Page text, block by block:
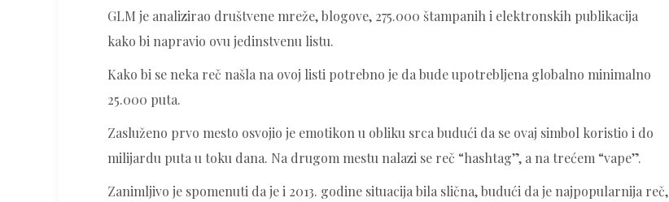
GLM je analizirao društvene mreže, blogove, 275.000 štampanih i elektronskih publikacija
kako bi napravio ovu jedinstvenu listu.
Kako bi se neka reč našla na ovoj listi potrebno je da bude upotrebljena globalno minimalno
25.000 puta.
Zasluženo prvo mesto osvojio je emotikon u obliku srca budući da se ovaj simbol koristio i do
milijardu puta u toku dana. Na drugom mestu nalazi se reč “hashtag”, a na trećem “vape”.
Zanimljivo je spomenuti da je i 2013. godine situacija bila slična, budući da je najpopularnija reč,